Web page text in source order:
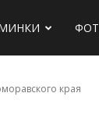
края